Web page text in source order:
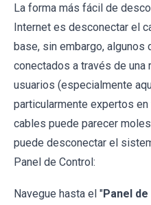
La forma más fácil de
Internet es desconectar el
base, sin embargo,
conectados a través de una
usuarios (especialmente
particularmente expertos
cables puede parecer
puede desconectar el
Panel de Control:
Navegue hasta el "Panel